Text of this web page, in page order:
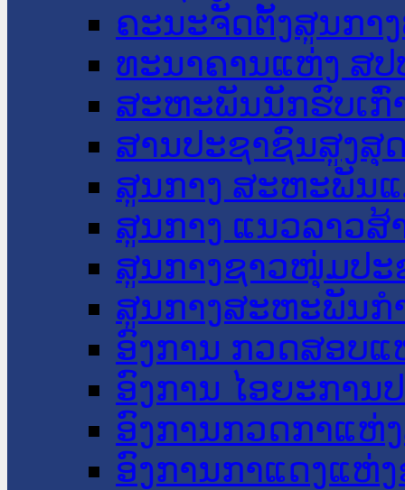
ຄະນະຈັດຕັ້ງສູນກາ
ທະນາຄານແຫ່ງ ສປ
ສະຫະພັນນັກຮົບເກົ່
ສານປະຊາຊົນສູງສຸ
ສູນກາງ ສະຫະພັນ
ສູນກາງ ແນວລາວສ້
ສູນກາງຊາວໜຸ່ມປະ
ສູນກາງສະຫະພັນກ
ອົງການ ກວດສອບແ
ອົງການ ໄອຍະການ
ອົງການກວດກາແຫ່
ອົງການກາແດງແຫ່